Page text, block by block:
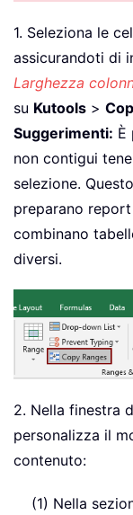
1. Seleziona le
assicurandoti di
Larghezza
su Kutools >
Suggerimenti: È
non contigui
selezione.
preparano
combinano
diversi.
2. Nella finestra
personalizza il
contenuto:
(1) Nella